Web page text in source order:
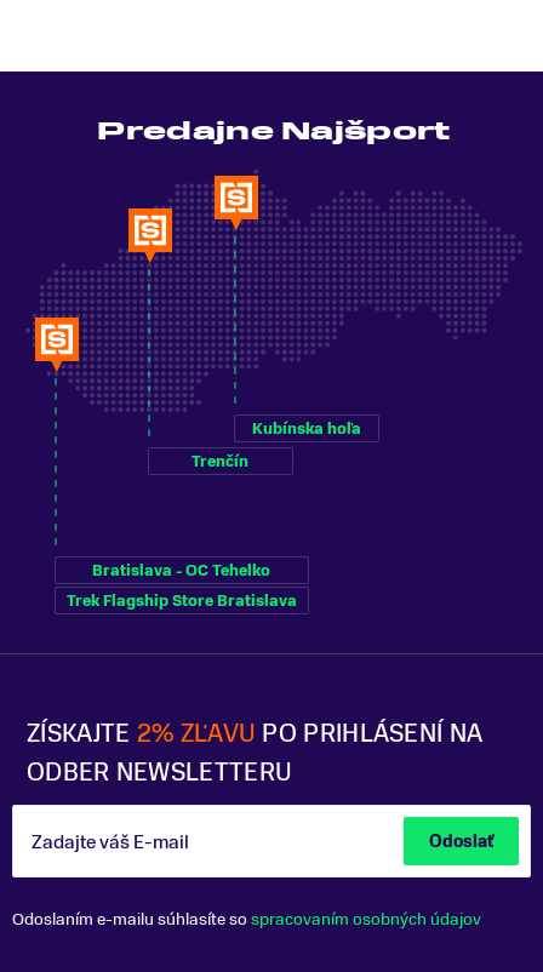
ZÍSKAJTE 2% ZĽAVU PO PRIHLÁSENÍ NA
ODBER NEWSLETTERU
Zadajte váš E-mail Odoslať
Odoslaním e-mailu súhlasíte sospracovaním osobných údajov
Predajne Najšport
Bratislava - OC Tehelko
Trek Flagship Store Bratislava
Trenčín
Kubínska hoľa